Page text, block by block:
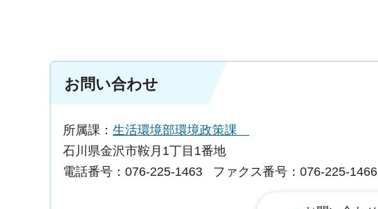
お問い合わせ
所属課： 生活環境部環境政策課
石川県金沢市鞍月1丁目1番地
電話番号：076-225-1463
ファクス番号：076-225-1466